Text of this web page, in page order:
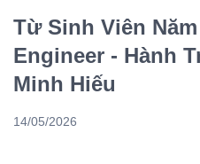
Từ Sinh Viên
Engineer - Hành
Minh Hiếu
14/05/2026